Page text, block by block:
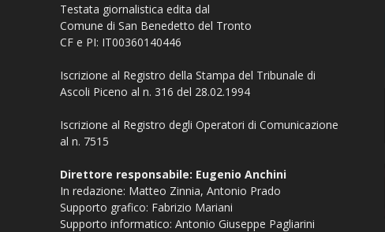
Testata giornalistica edita dal
Comune di San Benedetto del Tronto
CF e PI: IT00360140446
Iscrizione al Registro della Stampa del Tribunale di
Ascoli Piceno al n. 316 del 28.02.1994
Iscrizione al Registro degli Operatori di Comunicazione
al n. 7515
Direttore responsabile: Eugenio Anchini
In redazione: Matteo Zinnia, Antonio Prado
Supporto grafico: Fabrizio Mariani
Supporto informatico: Antonio Giuseppe Pagliarini